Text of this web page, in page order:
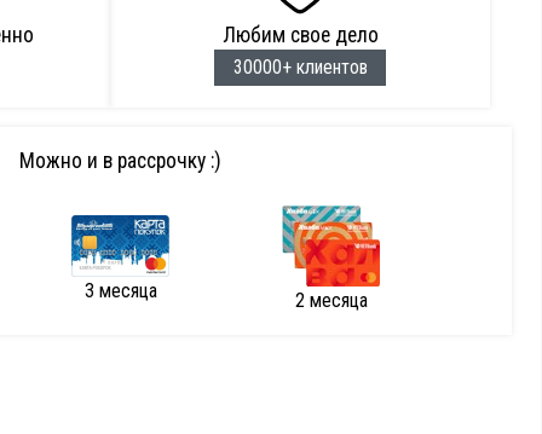
Любим свое дело
30000+ клиентов
Можно и в рассрочку :)
3 месяца 2 месяца